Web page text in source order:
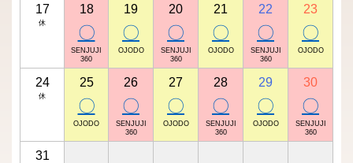
17
休
18
〇
SENJUJI
360
19
〇
OJODO
20
〇
SENJUJI
360
21
〇
OJODO
22
〇
SENJUJI
360
23
〇
OJODO
24
休
25
〇
OJODO
26
〇
SENJUJI
360
27
〇
OJODO
28
〇
SENJUJI
360
29
〇
OJODO
30
〇
SENJUJI
360
31